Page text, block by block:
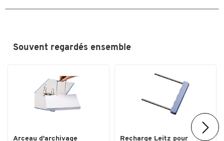
Souvent regardés ensemble
Arceau d'archivage Recharge Leitz pour